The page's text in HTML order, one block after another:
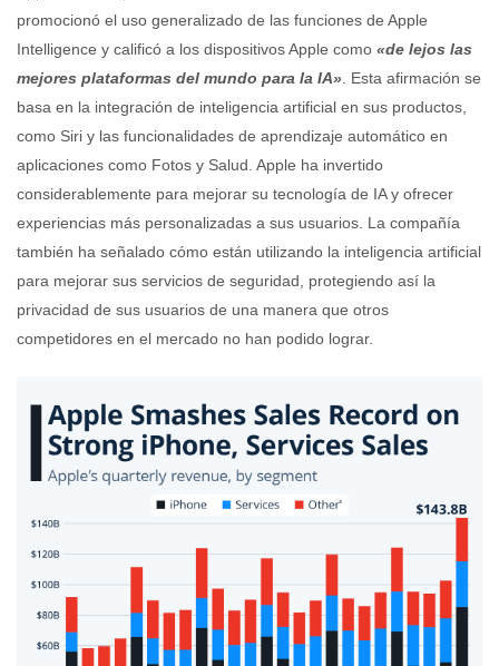
promocionó el uso generalizado de las funciones de Apple
Intelligence y calificó a los dispositivos Apple como «de lejos las
mejores plataformas del mundo para la IA». Esta afirmación se
basa en la integración de inteligencia artificial en sus productos,
como Siri y las funcionalidades de aprendizaje automático en
aplicaciones como Fotos y Salud. Apple ha invertido
considerablemente para mejorar su tecnología de IA y ofrecer
experiencias más personalizadas a sus usuarios. La compañía
también ha señalado cómo están utilizando la inteligencia artificial
para mejorar sus servicios de seguridad, protegiendo así la
privacidad de sus usuarios de una manera que otros
competidores en el mercado no han podido lograr.